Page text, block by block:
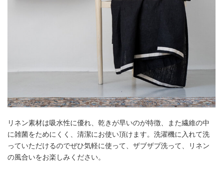
リネン素材は吸水性に優れ、乾きが早いのが特徴、また繊維の中
に雑菌をためにくく、清潔にお使い頂けます。洗濯機に入れて洗
っていただけるのでぜひ気軽に使って、ザブザブ洗って、リネン
の風合いをお楽しみください。